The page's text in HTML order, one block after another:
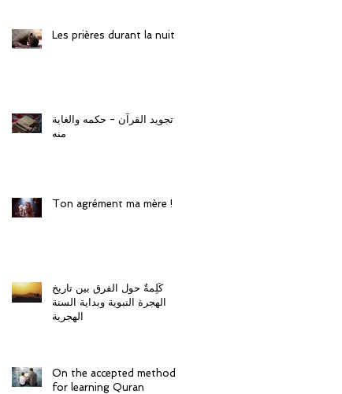
Les prières durant la nuit
تجويد القرآن - حكمه والغاية
منه
Ton agrément ma mère !
كَلِمةٌ حول الفرق بين تاريخ
الهجرة النبوية وبداية السنة
الهجرية
On the accepted method
for learning Quran